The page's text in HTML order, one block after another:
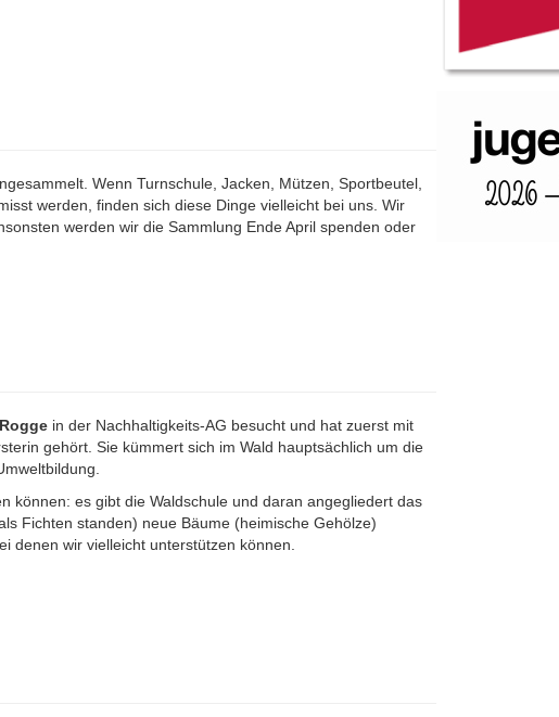
Wenn Turnschule, Jacken, Mützen, Sportbeutel,
werden, finden sich diese Dinge vielleicht bei uns. Wir
werden wir die Sammlung Ende April spenden oder
in der Nachhaltigkeits-AG besucht und hat zuerst mit
gehört. Sie kümmert sich im Wald hauptsächlich um die
können: es gibt die Waldschule und daran angegliedert das
Fichten standen) neue Bäume (heimische Gehölze)
denen wir vielleicht unterstützen können.